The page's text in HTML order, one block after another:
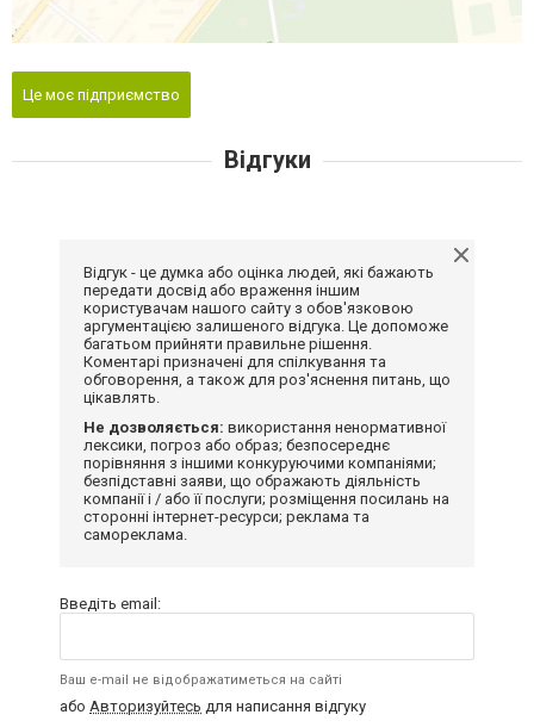
Це моє підприємство
Відгуки
Відгук - це думка або оцінка людей, які бажають
передати досвід або враження іншим
користувачам нашого сайту з обов'язковою
аргументацією залишеного відгука. Це допоможе
багатьом прийняти правильне рішення.
Коментарі призначені для спілкування та
обговорення, а також для роз'яснення питань, що
цікавлять.
Не дозволяється: використання ненормативної
лексики, погроз або образ; безпосереднє
порівняння з іншими конкуруючими компаніями;
безпідставні заяви, що ображають діяльність
компанії і / або її послуги; розміщення посилань на
сторонні інтернет-ресурси; реклама та
самореклама.
Введіть email:
Ваш e-mail не відображатиметься на сайті
або Авторизуйтесь для написання відгуку